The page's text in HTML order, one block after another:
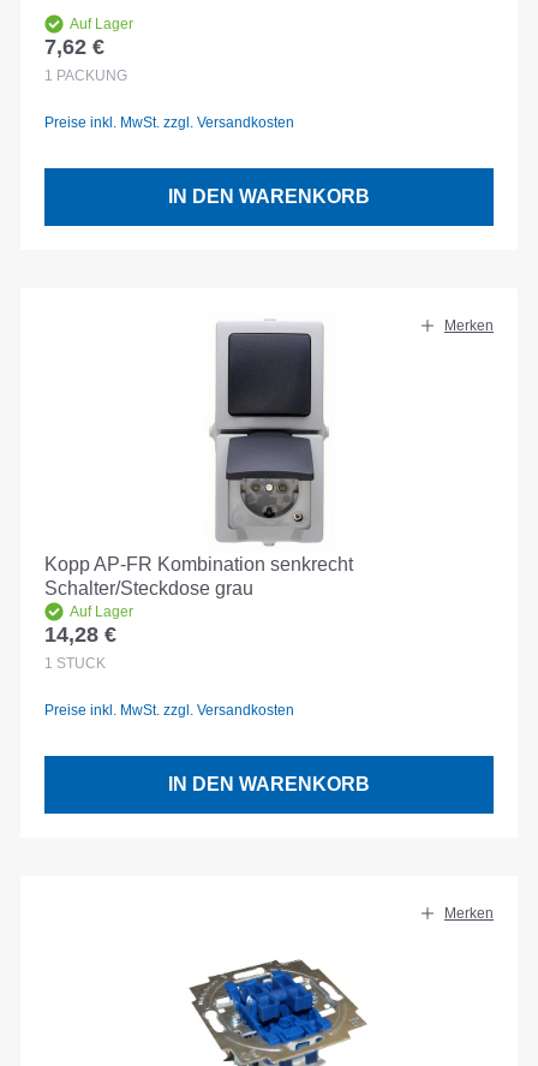
Auf Lager
Regulärer Preis:
7,62 €
1 PACKUNG
Preise inkl. MwSt. zzgl. Versandkosten
IN DEN WARENKORB
Merken
Kopp AP-FR Kombination senkrecht
Schalter/Steckdose grau
Auf Lager
Regulärer Preis:
14,28 €
1 STÜCK
Preise inkl. MwSt. zzgl. Versandkosten
IN DEN WARENKORB
Merken